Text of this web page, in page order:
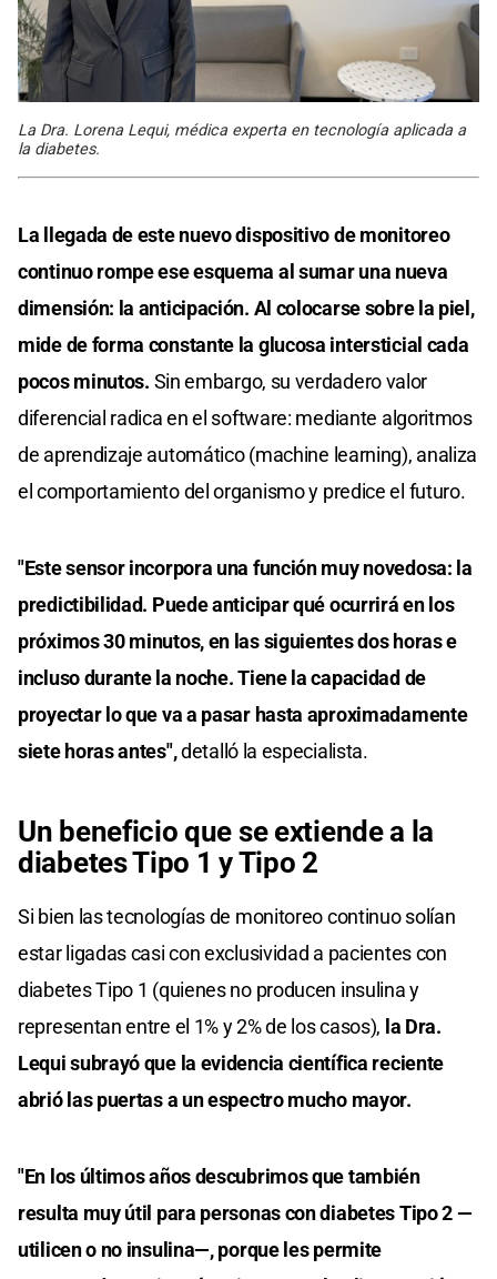
La Dra. Lorena Lequi, médica experta en tecnología aplicada a
la diabetes.
La llegada de este nuevo dispositivo de monitoreo
continuo rompe ese esquema al sumar una nueva
dimensión: la anticipación. Al colocarse sobre la piel,
mide de forma constante la glucosa intersticial cada
pocos minutos. Sin embargo, su verdadero valor
diferencial radica en el software: mediante algoritmos
de aprendizaje automático (machine learning), analiza
el comportamiento del organismo y predice el futuro.
"Este sensor incorpora una función muy novedosa: la
predictibilidad. Puede anticipar qué ocurrirá en los
próximos 30 minutos, en las siguientes dos horas e
incluso durante la noche. Tiene la capacidad de
proyectar lo que va a pasar hasta aproximadamente
siete horas antes",detalló la especialista.
Un beneficio que se extiende a la
diabetes Tipo 1 y Tipo 2
Si bien las tecnologías de monitoreo continuo solían
estar ligadas casi con exclusividad a pacientes con
diabetes Tipo 1 (quienes no producen insulina y
representan entre el 1% y 2% de los casos), la Dra.
Lequi subrayó que la evidencia científica reciente
abrió las puertas a un espectro mucho mayor.
"En los últimos años descubrimos que también
resulta muy útil para personas con diabetes Tipo 2 —
utilicen o no insulina—, porque les permite